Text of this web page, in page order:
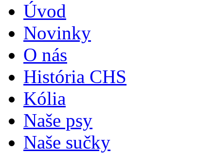
Úvod
Novinky
O nás
História CHS
Kólia
Naše psy
Naše sučky